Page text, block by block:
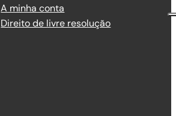
A minha conta
Direito de livre resolução